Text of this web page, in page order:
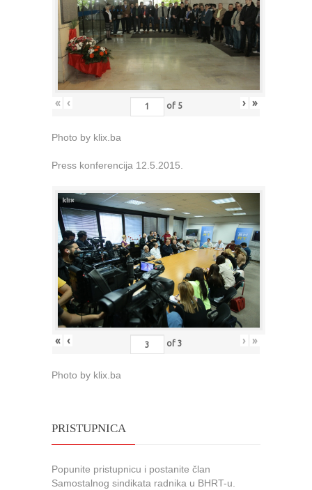
« ‹ of 5 › »
Photo by klix.ba
Press konferencija 12.5.2015.
« ‹ of 3 › »
Photo by klix.ba
PRISTUPNICA
Popunite pristupnicu i postanite član
Samostalnog sindikata radnika u BHRT-u.